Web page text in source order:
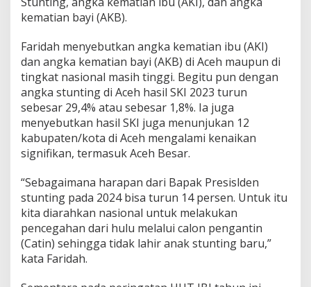
kematian bayi (AKB).
Faridah menyebutkan angka kematian ibu (AKI)
dan angka kematian bayi (AKB) di Aceh maupun di
tingkat nasional masih tinggi. Begitu pun dengan
angka stunting di Aceh hasil SKI 2023 turun
sebesar 29,4% atau sebesar 1,8%. Ia juga
menyebutkan hasil SKI juga menunjukan 12
kabupaten/kota di Aceh mengalami kenaikan
signifikan, termasuk Aceh Besar.
“Sebagaimana harapan dari Bapak Presislden
stunting pada 2024 bisa turun 14 persen. Untuk itu
kita diarahkan nasional untuk melakukan
pencegahan dari hulu melalui calon pengantin
(Catin) sehingga tidak lahir anak stunting baru,”
kata Faridah.